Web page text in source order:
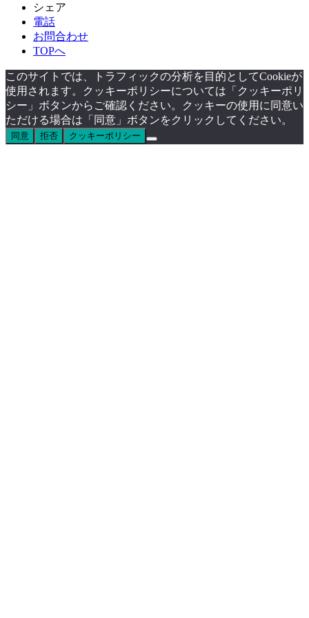
シェア
電話
お問合わせ
TOPへ
このサイトでは、トラフィックの分析を目的としてCookieが
使用されます。クッキーポリシーについては「クッキーポリ
シー」ボタンからご確認ください。クッキーの使用に同意い
ただける場合は「同意」ボタンをクリックしてください。
同意 拒否 クッキーポリシー